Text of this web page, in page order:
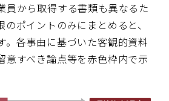
員から取得する書類も異なるた
ポイントのみにまとめると、
。各事由に基づいた客観的資料
意すべき論点等を赤色枠内で示